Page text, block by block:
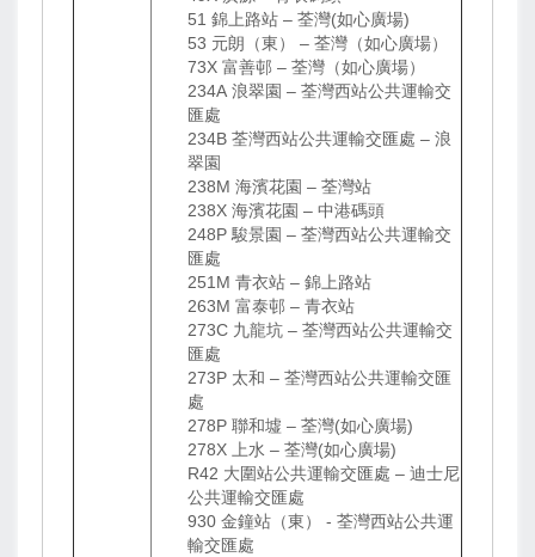
51 錦上路站 – 荃灣(如心廣場)
53 元朗（東） – 荃灣（如心廣場）
73X 富善邨 – 荃灣（如心廣場）
234A 浪翠園 – 荃灣西站公共運輸交
匯處
234B 荃灣西站公共運輸交匯處 – 浪
翠園
238M 海濱花園 – 荃灣站
238X 海濱花園 – 中港碼頭
248P 駿景園 – 荃灣西站公共運輸交
匯處
251M 青衣站 – 錦上路站
263M 富泰邨 – 青衣站
273C 九龍坑 – 荃灣西站公共運輸交
匯處
273P 太和 – 荃灣西站公共運輸交匯
處
278P 聯和墟 – 荃灣(如心廣場)
278X 上水 – 荃灣(如心廣場)
R42 大圍站公共運輸交匯處 – 迪士尼
公共運輸交匯處
930 金鐘站（東） - 荃灣西站公共運
輸交匯處